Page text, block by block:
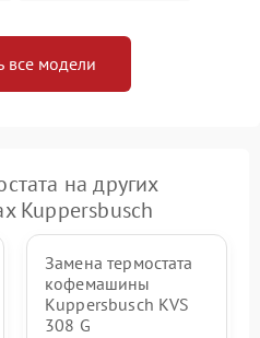
все модели
на других
Kuppersbusch
Замена термостата
кофемашины
Kuppersbusch KVS
308 G